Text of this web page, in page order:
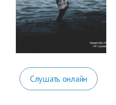
Слушать онлайн